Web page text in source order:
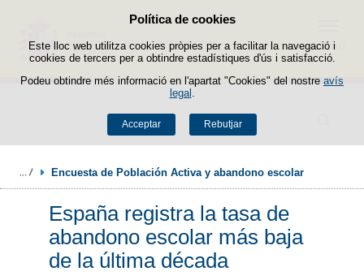
Política de cookies
Este lloc web utilitza cookies pròpies per a facilitar la navegació i
cookies de tercers per a obtindre estadístiques d'ús i satisfacció.
Podeu obtindre més informació en l'apartat "Cookies" del nostre avís
legal
Acceptar Rebutjar
Passar al contingut
Buscador
Menú
Encuesta de Población Activa y abandono escolar
España registra la tasa de
abandono escolar más baja
de la última década